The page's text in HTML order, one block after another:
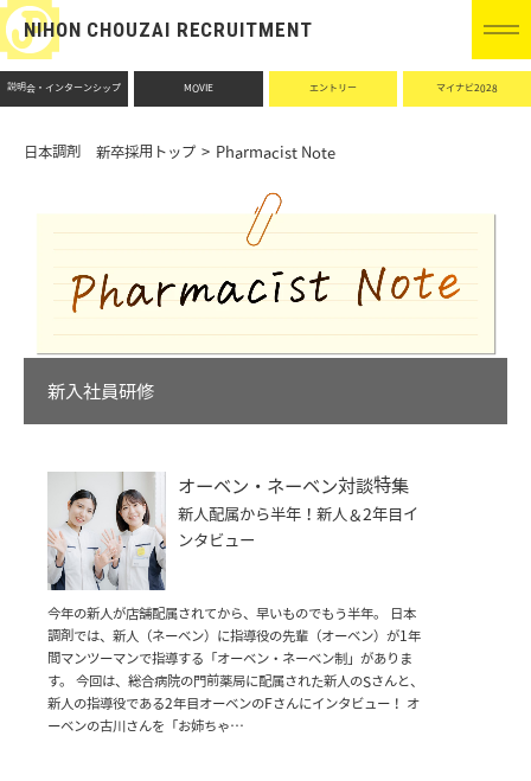
NIHON CHOUZAI RECRUITMENT
説明会・インターンシップ MOVIE エントリー マイナビ2028
日本調剤 新卒採用トップ Pharmacist Note
新入社員研修
オーベン・ネーベン対談特集
新人配属から半年！新人＆2年目イ
ンタビュー
今年の新人が店舗配属されてから、早いものでもう半年。 日本
調剤では、新人（ネーベン）に指導役の先輩（オーベン）が1年
間マンツーマンで指導する「オーベン・ネーベン制」がありま
す。 今回は、総合病院の門前薬局に配属された新人のSさんと、
新人の指導役である2年目オーベンのFさんにインタビュー！ オ
ーベンの古川さんを「お姉ちゃ…